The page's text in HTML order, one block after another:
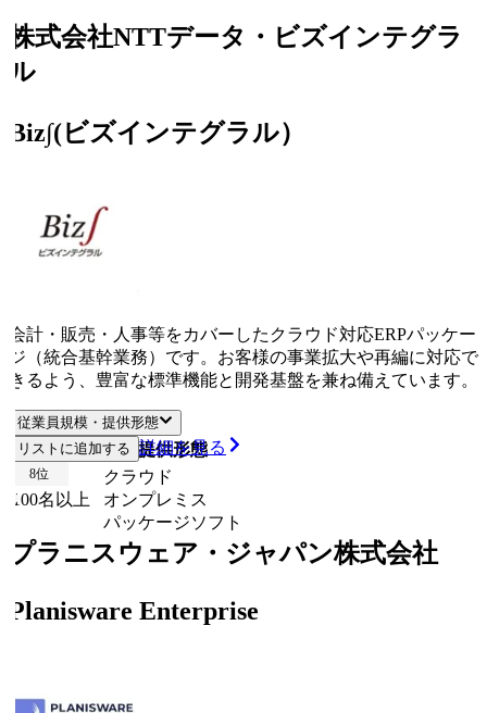
式会社NTTデータ・ビズインテグラ
ビズインテグラル）
計・販売・人事等をカバーしたクラウド対応ERPパッケー
（統合基幹業務）です。お客様の事業拡大や再編に対応で
るよう、豊富な標準機能と開発基盤を兼ね備えています。
従業員規模・提供形態
業員規模 提供形態
名以上
クラウド
オンプレミス
パッケージソフト
リストに追加する 詳細を見る
位
ラニスウェア・ジャパン株式会社
Enterprise